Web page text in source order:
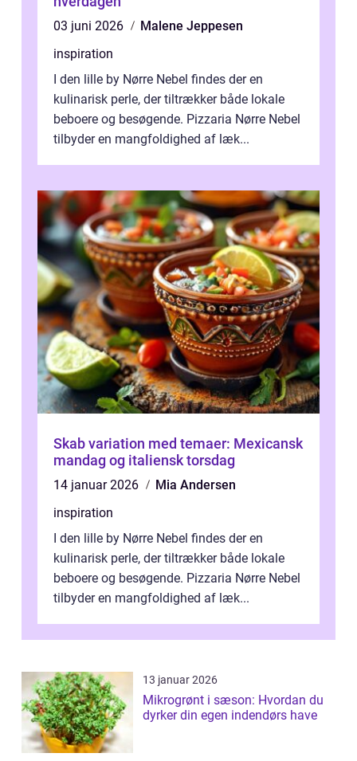
03 juni 2026
Malene Jeppesen
inspiration
I den lille by Nørre Nebel findes der en
kulinarisk perle, der tiltrækker både lokale
beboere og besøgende. Pizzaria Nørre Nebel
tilbyder en mangfoldighed af læk...
Skab variation med temaer: Mexicansk
mandag og italiensk torsdag
14 januar 2026
Mia Andersen
inspiration
I den lille by Nørre Nebel findes der en
kulinarisk perle, der tiltrækker både lokale
beboere og besøgende. Pizzaria Nørre Nebel
tilbyder en mangfoldighed af læk...
13 januar 2026
Mikrogrønt i sæson: Hvordan du
dyrker din egen indendørs have